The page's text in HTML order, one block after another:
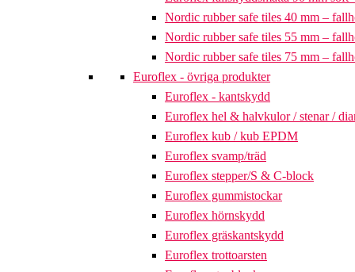
Nordic rubber safe tiles 40 mm –
Nordic rubber safe tiles 55 mm –
Nordic rubber safe tiles 75 mm –
Euroflex - övriga produkter
Euroflex - kantskydd
Euroflex hel & halvkulor / stenar /
Euroflex kub / kub EPDM
Euroflex svamp/träd
Euroflex stepper/S & C-block
Euroflex gummistockar
Euroflex hörnskydd
Euroflex gräskantskydd
Euroflex trottoarsten